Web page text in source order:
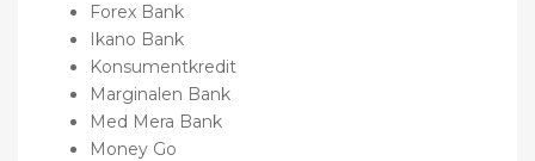
Forex Bank
Ikano Bank
Konsumentkredit
Marginalen Bank
Med Mera Bank
Money Go